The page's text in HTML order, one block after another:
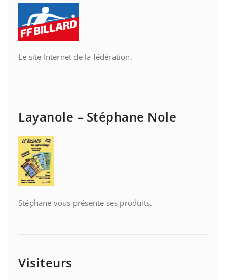
Le site Internet de la fédération.
Layanole – Stéphane Nole
Stéphane vous présente ses produits.
Visiteurs